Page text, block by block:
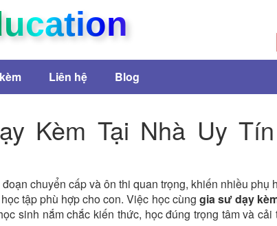
Liên hệ Blog
Kèm Tại Nhà Uy
chuyển cấp và ôn thi quan trọng, khiến nhiều phụ
tập phù hợp cho con. Việc học cùng gia sư dạy
sinh nắm chắc kiến thức, học đúng trọng tâm và cải